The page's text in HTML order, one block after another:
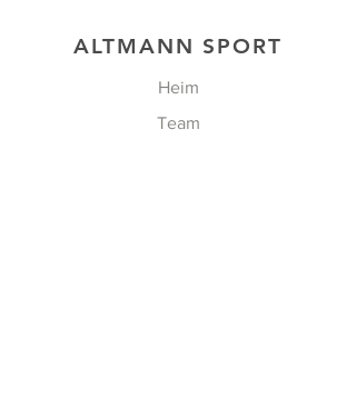
ALTMANN SPORT
Heim
Team